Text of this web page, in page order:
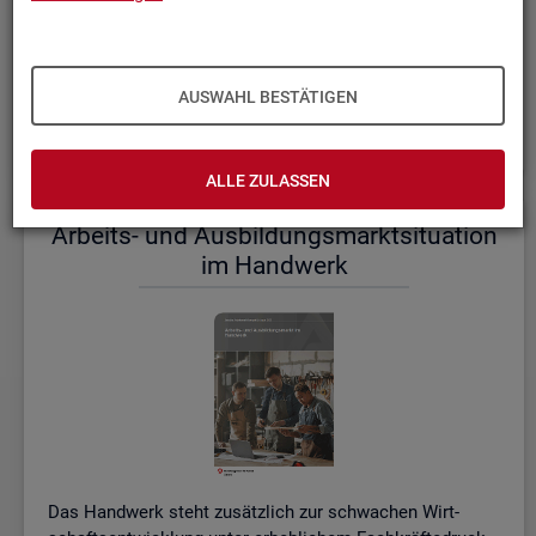
AUSWAHL BESTÄTIGEN
ALLE ZULASSEN
einem etwas er­höh­ten Ni­veau.
lich im ak­tu­el­len
Mo­nats­be­richt (PDF, 2MB)be­reit.
Ar­beits- und Aus­bil­dungs­markt­si­tua­ti­on
im Hand­werk
Das Hand­werk steht zu­sätz­lich zur schwa­chen Wirt­